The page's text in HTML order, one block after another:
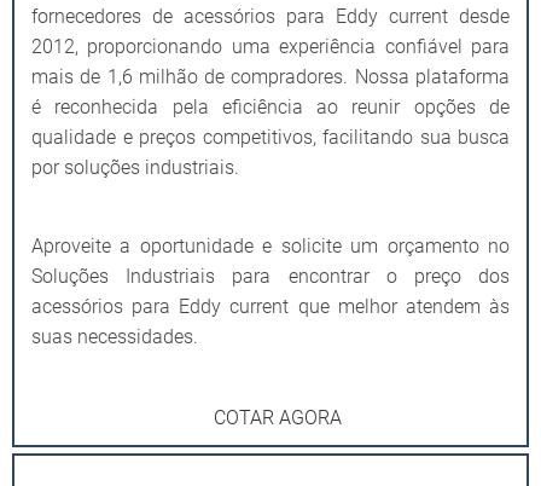
fornecedores de acessórios para Eddy current desde
2012, proporcionando uma experiência confiável para
mais de 1,6 milhão de compradores. Nossa plataforma
é reconhecida pela eficiência ao reunir opções de
qualidade e preços competitivos, facilitando sua busca
por soluções industriais.
Aproveite a oportunidade e solicite um orçamento no
Soluções Industriais para encontrar o preço dos
acessórios para Eddy current que melhor atendem às
suas necessidades.
COTAR AGORA